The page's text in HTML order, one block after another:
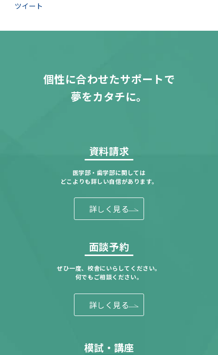
ツイート
個性に合わせたサポートで
夢をカタチに。
資料請求
医学部・歯学部に関しては
どこよりも詳しい自信があります。
詳しく見る
面談予約
ぜひ一度、校舎にいらしてください。
何でもご相談ください。
詳しく見る
模試・講座